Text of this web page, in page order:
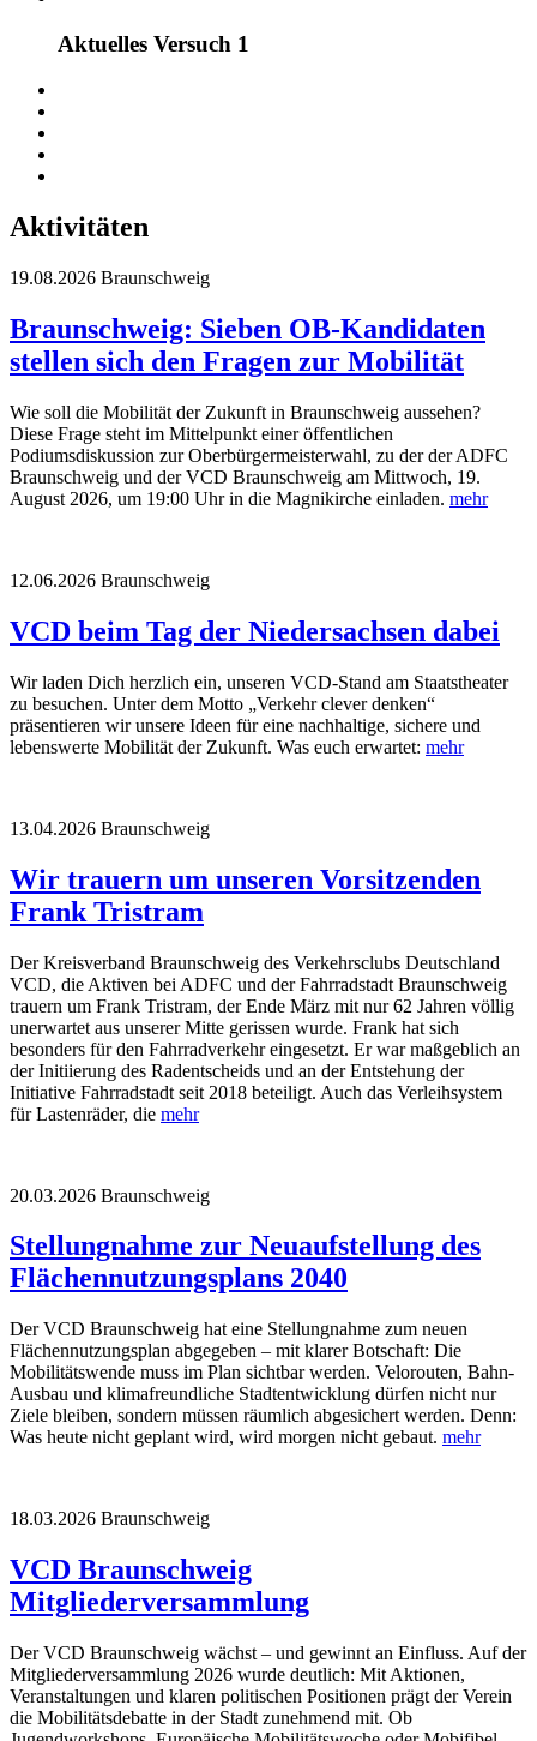
Aktuelles Versuch 1
Aktivitäten
19.08.2026 Braunschweig
Braunschweig: Sieben OB-Kandidaten
stellen sich den Fragen zur Mobilität
Wie soll die Mobilität der Zukunft in Braunschweig aussehen?
Diese Frage steht im Mittelpunkt einer öffentlichen
Podiumsdiskussion zur Oberbürgermeisterwahl, zu der der ADFC
Braunschweig und der VCD Braunschweig am Mittwoch, 19.
August 2026, um 19:00 Uhr in die Magnikirche einladen. mehr
12.06.2026 Braunschweig
VCD beim Tag der Niedersachsen dabei
Wir laden Dich herzlich ein, unseren VCD-Stand am Staatstheater
zu besuchen. Unter dem Motto „Verkehr clever denken“
präsentieren wir unsere Ideen für eine nachhaltige, sichere und
lebenswerte Mobilität der Zukunft. Was euch erwartet: mehr
13.04.2026 Braunschweig
Wir trauern um unseren Vorsitzenden
Frank Tristram
Der Kreisverband Braunschweig des Verkehrsclubs Deutschland
VCD, die Aktiven bei ADFC und der Fahrradstadt Braunschweig
trauern um Frank Tristram, der Ende März mit nur 62 Jahren völlig
unerwartet aus unserer Mitte gerissen wurde. Frank hat sich
besonders für den Fahrradverkehr eingesetzt. Er war maßgeblich an
der Initiierung des Radentscheids und an der Entstehung der
Initiative Fahrradstadt seit 2018 beteiligt. Auch das Verleihsystem
für Lastenräder, die mehr
20.03.2026 Braunschweig
Stellungnahme zur Neuaufstellung des
Flächennutzungsplans 2040
Der VCD Braunschweig hat eine Stellungnahme zum neuen
Flächennutzungsplan abgegeben – mit klarer Botschaft: Die
Mobilitätswende muss im Plan sichtbar werden. Velorouten, Bahn-
Ausbau und klimafreundliche Stadtentwicklung dürfen nicht nur
Ziele bleiben, sondern müssen räumlich abgesichert werden. Denn:
Was heute nicht geplant wird, wird morgen nicht gebaut. mehr
18.03.2026 Braunschweig
VCD Braunschweig
Mitgliederversammlung
Der VCD Braunschweig wächst – und gewinnt an Einfluss. Auf der
Mitgliederversammlung 2026 wurde deutlich: Mit Aktionen,
Veranstaltungen und klaren politischen Positionen prägt der Verein
die Mobilitätsdebatte in der Stadt zunehmend mit. Ob